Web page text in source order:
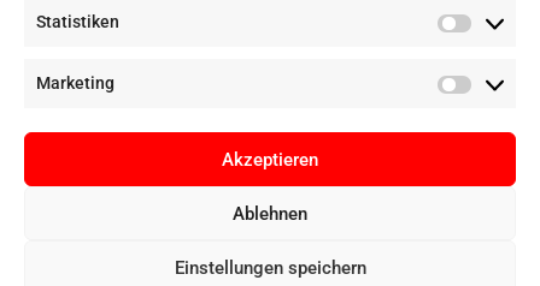
Statistiken
Marketing
Akzeptieren
Ablehnen
Einstellungen speichern
Copyright © Digital Camera Graz 2022. Alle Rechte vorbehalten. E-
Commerce bypathways digital, Mallorca